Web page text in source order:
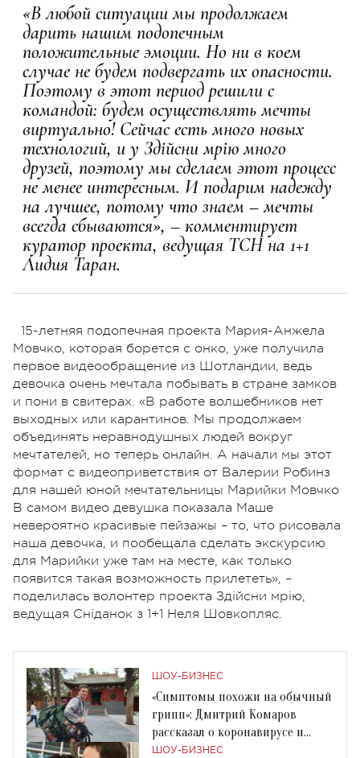
«В любой ситуации мы продолжаем
дарить нашим подопечным
положительные эмоции. Но ни в коем
случае не будем подвергать их опасности.
Поэтому в этот период решили с
командой: будем осуществлять мечты
виртуально! Сейчас есть много новых
технологий, и у Здійсни мрію много
друзей, поэтому мы сделаем этот процесс
не менее интересным. И подарим надежду
на лучшее, потому что знаем – мечты
всегда сбываются», – комментирует
куратор проекта, ведущая ТСН на 1+1
Лидия Таран.
15-летняя подопечная проекта Мария-Анжела
Мовчко, которая борется с онко, уже получила
первое видеообращение из Шотландии, ведь
девочка очень мечтала побывать в стране замков
и пони в свитерах. «В работе волшебников нет
выходных или карантинов. Мы продолжаем
объединять неравнодушных людей вокруг
мечтателей, но теперь онлайн. А начали мы этот
формат с видеоприветствия от Валерии Робинз
для нашей юной мечтательницы Марийки Мовчко
В самом видео девушка показала Маше
невероятно красивые пейзажы – то, что рисовала
наша девочка, и пообещала сделать экскурсию
для Марийки уже там на месте, как только
появится такая возможность прилететь», –
поделилась волонтер проекта Здійсни мрію,
ведущая Сніданок з 1+1 Неля Шовкопляс.
ШОУ-БИЗНЕС
«Cимптомы похожи на обычный
грипп»: Дмитрий Комаров
рассказал о коронавирусе и
поездке в Китай
ШОУ-БИЗНЕС